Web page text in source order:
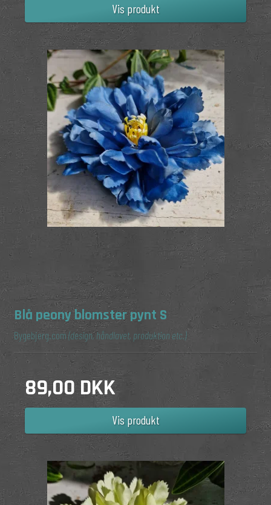
Vis produkt
Blå peony blomster pynt S
Bygebjerg.com(design, håndlavet, produktion etc.)
89,00 DKK
Vis produkt